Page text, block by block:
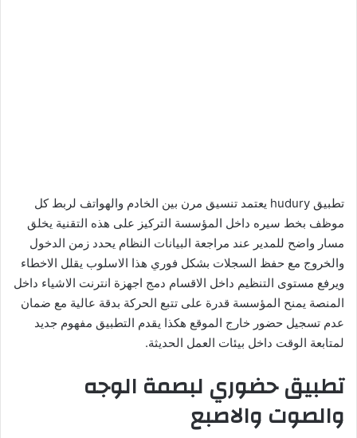
تطبيق hudury يعتمد تنسيق مرن بين الخادم والهواتف لربط كل
موظف بخط سيره داخل المؤسسة التركيز على هذه التقنية يخلق
مسار واضح للمدير عند مراجعة البيانات النظام يحدد زمن الدخول
والخروج مع حفظ السجلات بشكل فوري هذا الاسلوب يقلل الاخطاء
ويرفع مستوى التنظيم داخل الاقسام دمج اجهزة انترنت الاشياء داخل
المنصة يمنح المؤسسة قدرة على تتبع الحركة بدقة عالية مع ضمان
عدم تسجيل حضور خارج الموقع هكذا يقدم التطبيق مفهوم جديد
لمتابعة الوقت داخل بيئات العمل الحديثة.
تطبيق حضوري لبصمة الوجه
والصوت والاصبع